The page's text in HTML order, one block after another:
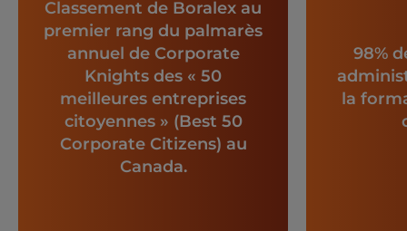
Classement de Boralex au
premier rang du palmarès
annuel de Corporate
Knights des « 50
meilleures entreprises
citoyennes » (Best 50
Corporate Citizens) au
Canada.
98%
la